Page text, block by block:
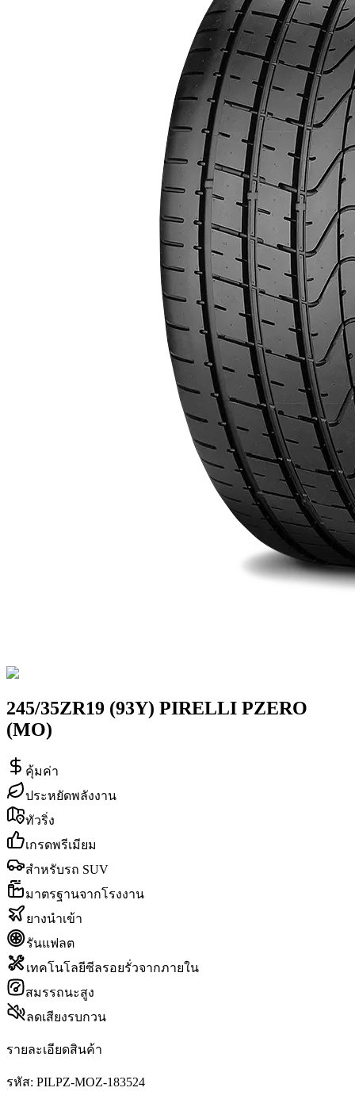
245/35ZR19 (93Y) PIRELLI PZERO
(MO)
คุ้มค่า
ประหยัดพลังงาน
ทัวริ่ง
เกรดพรีเมียม
สำหรับรถ SUV
มาตรฐานจากโรงงาน
ยางนำเข้า
รันแฟลต
เทคโนโลยีซีลรอยรั่วจากภายใน
สมรรถนะสูง
ลดเสียงรบกวน
รายละเอียดสินค้า
รหัส: PILPZ-MOZ-183524